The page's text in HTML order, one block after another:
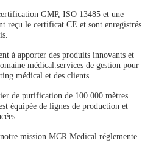
GMP, ISO 13485 et une
reçu le certificat CE et sont enregistrés
à apporter des produits innovants et
médical.services de gestion pour
médical et des clients.
de purification de 100 000 mètres
équipée de lignes de production et
mission.MCR Medical réglemente